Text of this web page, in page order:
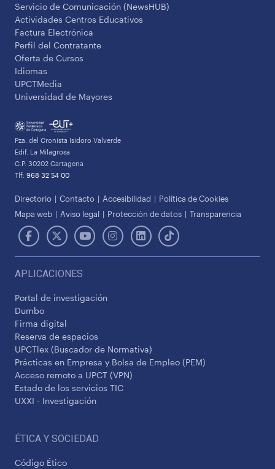
Servicio de Comunicación (NewsHUB)
Actividades Centros Educativos
Factura Electrónica
Perfil del Contratante
Oferta de Cursos
Idiomas
UPCTMedia
Universidad de Mayores
Pza. del Cronista Isidoro Valverde
Edif. La Milagrosa
C.P. 30202 Cartagena
Tlf: 968 32 54 00
Directorio Contacto Accesibilidad
Política de Cookies
Mapa web
Aviso legal Protección de datos Transparencia
APLICACIONES
Portal de investigación
Dumbo
Firma digital
Reserva de espacios
UPCTlex (Buscador de Normativa)
Prácticas en Empresa y Bolsa de Empleo (PEM)
Acceso remoto a UPCT (VPN)
Estado de los servicios TIC
UXXI - Investigación
ÉTICA Y SOCIEDAD
Código Ético